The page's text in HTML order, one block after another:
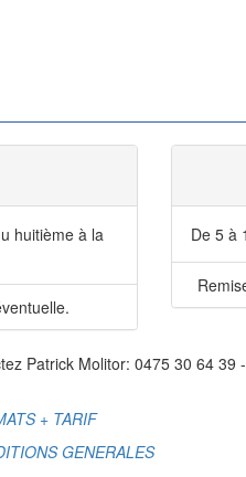
huitième à la
De 5 à
Patrick Molitor: 0475 30 64 39
+ TARIF
GENERALES